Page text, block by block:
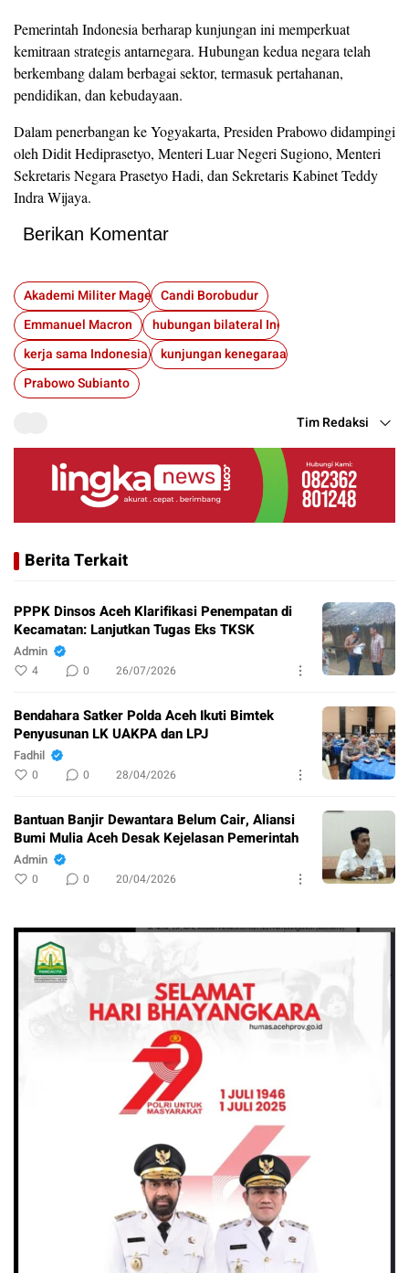
Pemerintah Indonesia berharap kunjungan ini memperkuat
kemitraan strategis antarnegara. Hubungan kedua negara telah
berkembang dalam berbagai sektor, termasuk pertahanan,
pendidikan, dan kebudayaan.
Dalam penerbangan ke Yogyakarta, Presiden Prabowo didampingi
oleh Didit Hediprasetyo, Menteri Luar Negeri Sugiono, Menteri
Sekretaris Negara Prasetyo Hadi, dan Sekretaris Kabinet Teddy
Indra Wijaya.
Berikan Komentar
Akademi Militer MagelangCandi Borobudur
Emmanuel Macron
hubungan bilateral Indonesia-Prancis
kerja sama Indonesia Pranciskunjungan kenegaraan
Prabowo Subianto
Tim Redaksi
Berita Terkait
PPPK Dinsos Aceh Klarifikasi Penempatan di
Kecamatan: Lanjutkan Tugas Eks TKSK
Admin
4 0 26/07/2026
Bendahara Satker Polda Aceh Ikuti Bimtek
Penyusunan LK UAKPA dan LPJ
Fadhil
0 0 28/04/2026
Bantuan Banjir Dewantara Belum Cair, Aliansi
Bumi Mulia Aceh Desak Kejelasan Pemerintah
Admin
0 0 20/04/2026